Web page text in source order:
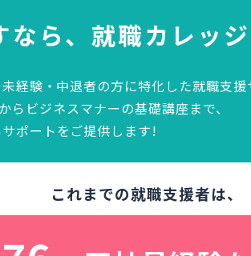
なら、就職カレッジ
経験・中退者の方に特化した就職支援
らビジネスマナーの基礎講座まで、
ポートをご提供します!
これまでの就職支援者は、